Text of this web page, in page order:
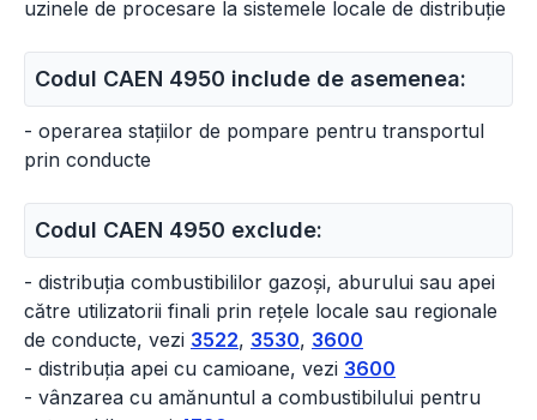
uzinele de procesare la sistemele locale de distribuție
Codul CAEN 4950 include de asemenea:
- operarea stațiilor de pompare pentru transportul
prin conducte
Codul CAEN 4950 exclude:
- distribuția combustibililor gazoși, aburului sau apei
către utilizatorii finali prin rețele locale sau regionale
de conducte, vezi 3522, 3530, 3600
- distribuția apei cu camioane, vezi 3600
- vânzarea cu amănuntul a combustibilului pentru